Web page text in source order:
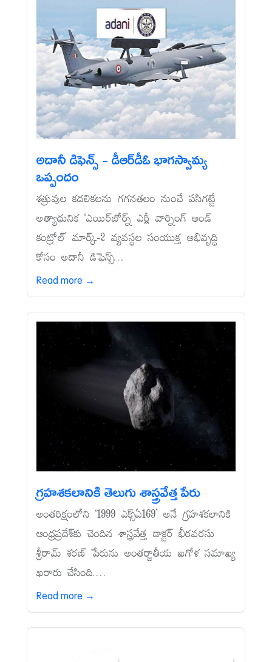
అదానీ డిఫెన్స్‌ - డీఆర్‌డీఓ భాగస్వామ్య
ఒప్పందం
శత్రువుల కదలికలను గగనతలం నుంచే పసిగట్టే
అత్యాధునిక ‘ఎయిర్‌బోర్న్‌ ఎర్లీ వార్నింగ్‌ అండ్‌
కంట్రోల్‌’ మార్క్‌-2 వ్యవస్థల సంయుక్త అభివృద్ధి
కోసం అదానీ డిఫెన్స్...
Read more →
గ్రహశకలానికి తెలుగు శాస్త్రవేత్త పేరు
అంతరిక్షంలోని ‘1999 ఎక్స్‌ఏ169’ అనే గ్రహశకలానికి
ఆంధ్రప్రదేశ్‌కు చెందిన శాస్త్రవేత్త డాక్టర్‌ భీరవరసు
శ్రీరామ్‌ శరణ్‌ పేరును అంతర్జాతీయ ఖగోళ సమాఖ్య
ఖరారు చేసింది....
Read more →